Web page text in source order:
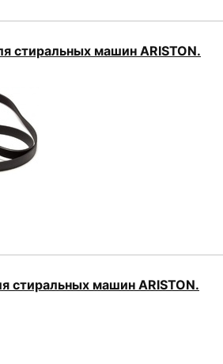
стиральных машин ARISTON.
стиральных машин ARISTON.